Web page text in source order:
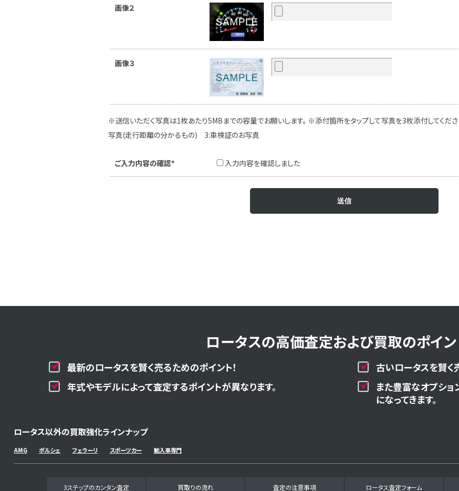
画像２
画像３
※送信いただく写真は1枚あたり5MBまでの容量でお願いします。 ※添付箇所をタップして写真を3枚添付してくだ
写真(走行距離の分かるもの) 3:車検証のお写真
ご入力内容の確認* 入力内容を確認しました
ロータスの高価査定および買取のポイン
最新のロータスを賢く売るためのポイント！
古いロータスを賢く
年式やモデルによって査定するポイントが異なります。
また豊富なオプシ
になってきます。
ロータス以外の買取強化ラインナップ
AMG ポルシェ フェラーリ スポーツカー 輸入車専門
3ステップのカンタン査定 買取りの流れ 査定の注意事項 ロータス査定フォーム